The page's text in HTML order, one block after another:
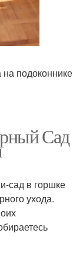
подоконнике
Сад
сад в горшке
ухода.